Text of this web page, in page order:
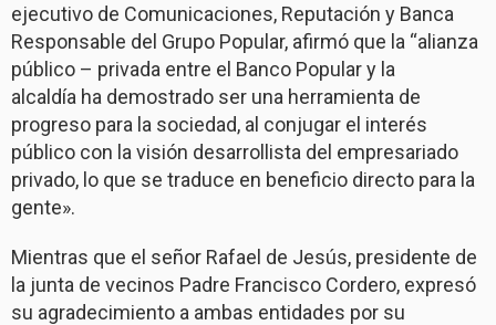
ejecutivo de Comunicaciones, Reputación y Banca
Responsable del Grupo Popular, afirmó que la “alianza
público – privada entre el Banco Popular y la
alcaldía ha demostrado ser una herramienta de
progreso para la sociedad, al conjugar el interés
público con la visión desarrollista del empresariado
privado, lo que se traduce en beneficio directo para la
gente».
Mientras que el señor Rafael de Jesús, presidente de
la junta de vecinos Padre Francisco Cordero, expresó
su agradecimiento a ambas entidades por su